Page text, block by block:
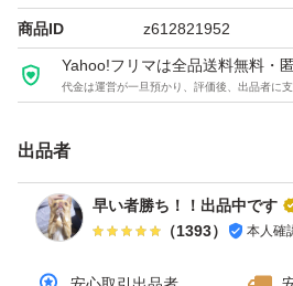
商品ID z612821952
Yahoo!フリマは全品送料無料・
代金は運営が一旦預かり、評価後、出品者に
出品者
早い者勝ち！！出品中です
（1393） 本人確